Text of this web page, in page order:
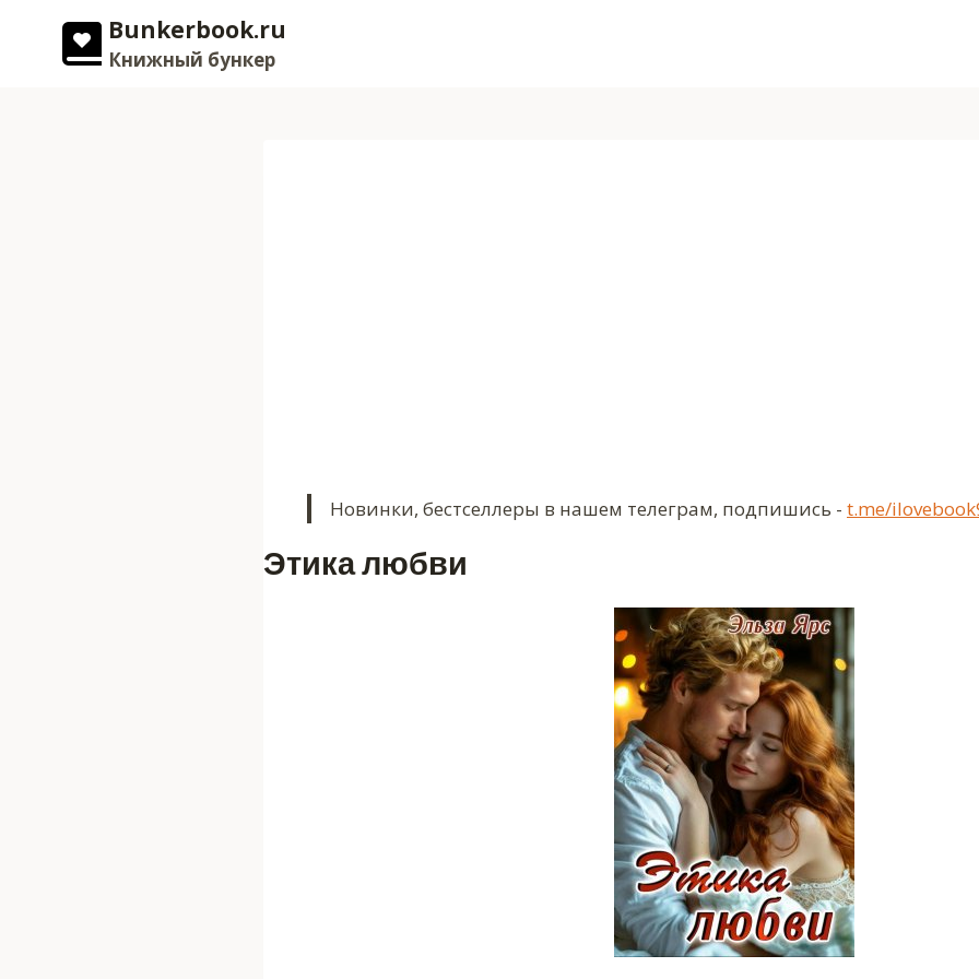
содержимому
Bunkerbook.ru
Книжный бункер
Новинки, бестселлеры в нашем телеграм, подпишись - t.me/
Этика любви